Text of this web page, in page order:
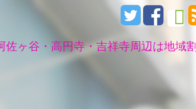
ヶ谷・高円寺・吉祥寺周辺は地域割